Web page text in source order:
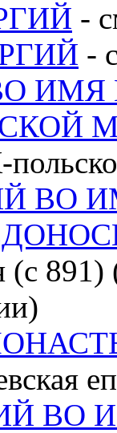
-
-
ИМЯ
ВО
(с
ВО